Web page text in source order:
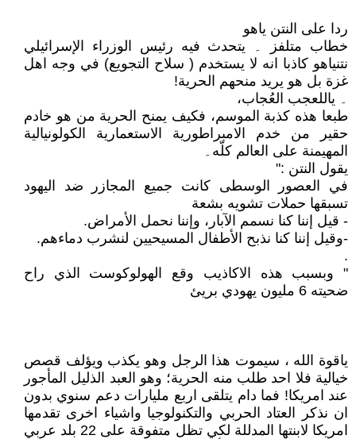
ردا على النتن ياهو
خطاب متلفز ۔ يتحدث فيه رئيس الوزراء الإسرائيلي
نتنياهو كاذبا انه لا يستخدم ( سلاح التجويع) في وجه اهل
غزة بل هو يريد منحهم الحرية!
۔ ياللعجب العُجاب،
طبعا هذه كذبة الموسم، فكيف يمنح الحرية من هو خادم
حقير من خدم الامبراطورية الاستعمارية الكولونيالية
المهيمنة على العالم كلّه۔
يقول النتن :"
في العصور الوسطى كانت جميع المجازر ضد اليهود
تسبقها حملات تشويه بشعة
- قيل إننا كنا نسمم الآبار، وإننا نحمل الأمراض.
-وقيل إننا كنا نذبح الأطفال المسيحيين لنشرب دماءهم.
.
" وبسبب هذه الاكاذيب وقع الهولوكوست الذي راح
ضحيته 6 مليون يهودي بريئ
ياقوة الله ، سيموت هذا الرجل وهو يكذب ويؤلف قصص
خيالية فلا احد طلب منه الحرية؛ وهو العبد الذليل المأجور
عند امريكا! فما دام يتلقى اربع مليارات دعم سنوي بدون
ان نذكر العتاد الحربي والتكنولوجيا واشياء اخرى تقدمها
امريكا لابنتها المدللة لكي تظل متفوقة على 22 بلد عربي